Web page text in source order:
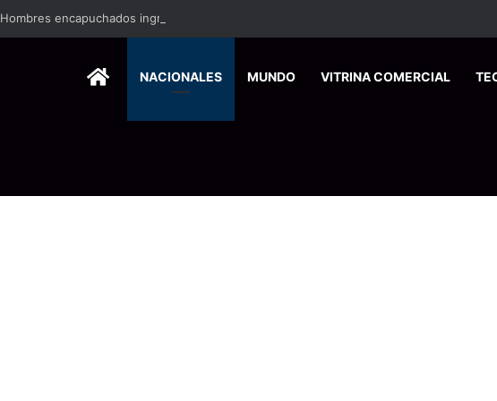
Hombres encapuchados ingresan a hospital de Nicoya y matan a paciente a balazos
HOMENACIONALES MUNDO VITRINA COMERCIAL